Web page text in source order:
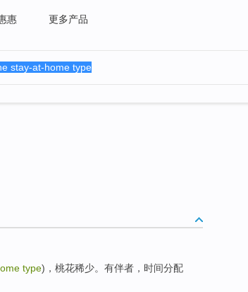
惠 更多产品
type)，桃花稀少。有伴者，时间分配